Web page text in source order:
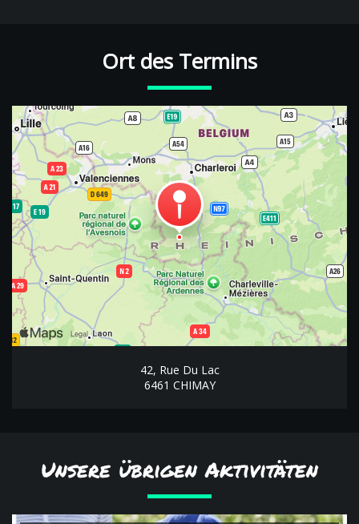
Ort des Termins
42, Rue Du Lac
6461 CHIMAY
Unsere übrigen Aktivitäten